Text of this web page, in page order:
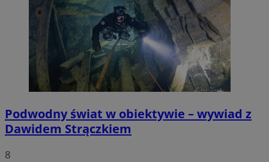
Podwodny świat w obiektywie – wywiad z
Dawidem Strączkiem
8